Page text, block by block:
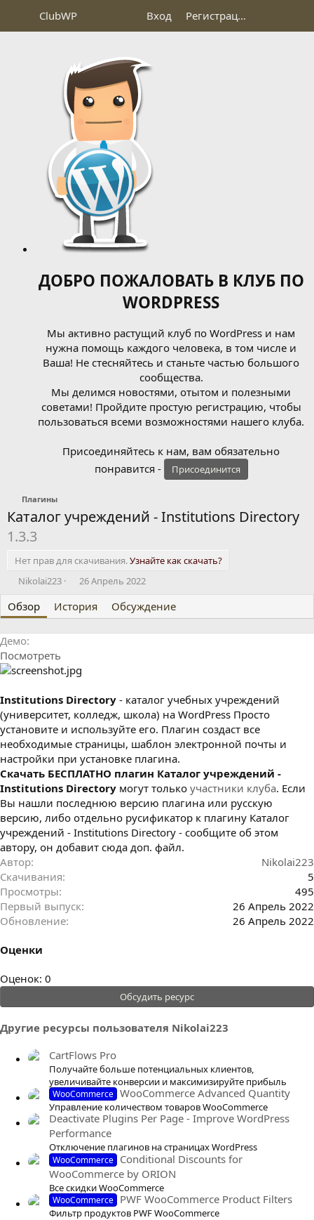
ClubWP Вход Регистрация
ДОБРО ПОЖАЛОВАТЬ В КЛУБ ПО
WORDPRESS
Мы активно растущий клуб по WordPress и нам
нужна помощь каждого человека, в том числе и
Ваша! Не стесняйтесь и станьте частью большого
сообщества.
Мы делимся новостями, отытом и полезными
советами! Пройдите простую регистрацию, чтобы
пользоваться всеми возможностями нашего клуба.
Присоединяйтесь к нам, вам обязательно
понравится -
Присоединится
Плагины
Каталог учреждений - Institutions Directory
1.3.3
Нет прав для скачивания.Узнайте как скачать?
А
т
о
р
Nikolai223
Д
т
а
с
д
а
и
я
26 Апрель 2022
Обзор История Обсуждение
Демо
Посмотреть
Institutions Directory - каталог учебных учреждений
(университет, колледж, школа) на WordPress Просто
установите и используйте его. Плагин создаст все
необходимые страницы, шаблон электронной почты и
настройки при установке плагина.
Cкачать БЕСПЛАТНО плагин Каталог учреждений -
Institutions Directory могут только участники клуба. Если
Вы нашли последнюю версию плагина или русскую
версию, либо отдельно русификатор к плагину Каталог
учреждений - Institutions Directory - сообщите об этом
автору, он добавит сюда доп. файл.
Автор
Nikolai223
Скачивания
5
Просмотры
495
Первый выпуск
26 Апрель 2022
Обновление
26 Апрель 2022
Оценки
0
.
0
0
з
Оценок: 0
Обсудить ресурс
Другие ресурсы пользователя Nikolai223
CartFlows Pro
Получайте больше потенциальных клиентов,
увеличивайте конверсии и максимизируйте прибыль
WooCommerce WooCommerce Advanced Quantity
Управление количеством товаров WooCommerce
Deactivate Plugins Per Page - Improve WordPress
Performance
Отключение плагинов на страницах WordPress
WooCommerce Conditional Discounts for
WooCommerce by ORION
Все скидки WooCommerce
WooCommerce PWF WooCommerce Product Filters
Фильтр продуктов PWF WooCommerce